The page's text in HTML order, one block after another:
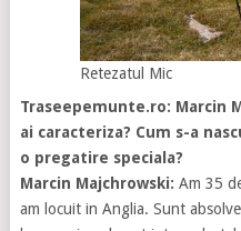
Retezatul Mic
Traseepemunte.ro: Marcin
ai caracteriza? Cum s-a
o pregatire speciala?
Marcin Majchrowski: Am 35
am locuit in Anglia. Sunt